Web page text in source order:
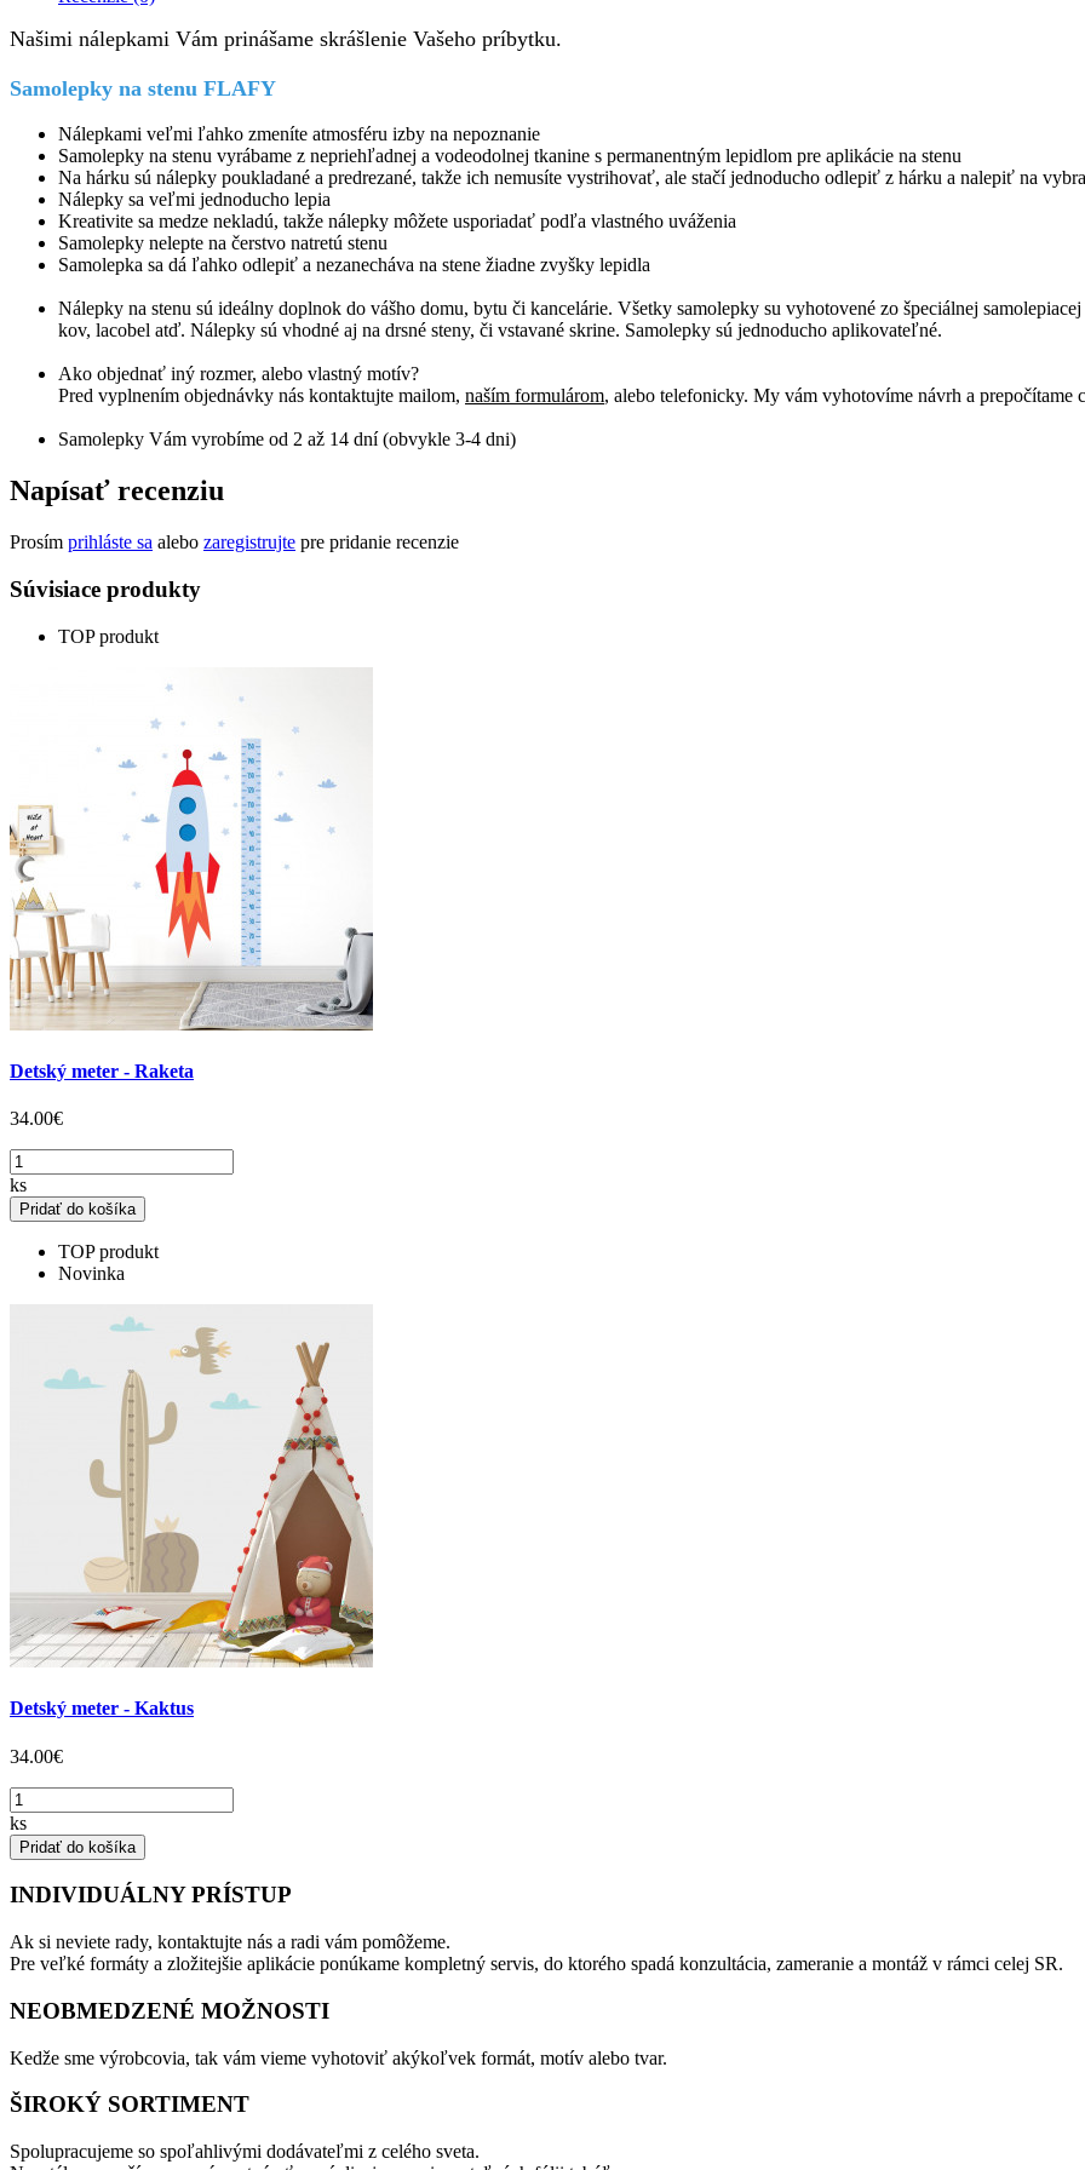
Našimi nálepkami Vám prinášame skrášlenie Vašeho príbytku.
Samolepky na stenu FLAFY
Nálepkami veľmi ľahko zmeníte atmosféru izby na nepoznanie
Samolepky na stenu vyrábame z nepriehľadnej a vodeodolnej tkanine s permanentným lepidlom pre aplikácie na stenu
Na hárku sú nálepky poukladané a predrezané, takže ich nemusíte vystrihovať, ale stačí jednoducho odlepiť z hárku a nalepiť na
Nálepky sa veľmi jednoducho lepia
Kreativite sa medze nekladú, takže nálepky môžete usporiadať podľa vlastného uváženia
Samolepky nelepte na čerstvo natretú stenu
Samolepka sa dá ľahko odlepiť a nezanecháva na stene žiadne zvyšky lepidla
Nálepky na stenu sú ideálny doplnok do vášho domu, bytu či kancelárie. Všetky samolepky su vyhotovené zo špeciálnej
kov, lacobel atď. Nálepky sú vhodné aj na drsné steny, či vstavané skrine. Samolepky sú jednoducho aplikovateľné.
Ako objednať iný rozmer, alebo vlastný motív?
Pred vyplnením objednávky nás kontaktujte mailom, naším formulárom, alebo telefonicky. My vám vyhotovíme návrh a prepočítame
Samolepky Vám vyrobíme od 2 až 14 dní (obvykle 3-4 dni)
Napísať recenziu
Prosím prihláste sa alebo zaregistrujte pre pridanie recenzie
Súvisiace produkty
TOP produkt
Detský meter - Raketa
34.00€
ks
Pridať do košíka
TOP produkt
Novinka
Detský meter - Kaktus
34.00€
ks
Pridať do košíka
INDIVIDUÁLNY PRÍSTUP
Ak si neviete rady, kontaktujte nás a radi vám pomôžeme.
Pre veľké formáty a zložitejšie aplikácie ponúkame kompletný servis, do ktorého spadá konzultácia, zameranie a montáž v rámci celej SR.
NEOBMEDZENÉ MOŽNOSTI
Kedže sme výrobcovia, tak vám vieme vyhotoviť akýkoľvek formát, motív alebo tvar.
ŠIROKÝ SORTIMENT
Spolupracujeme so spoľahlivými dodávateľmi z celého sveta.